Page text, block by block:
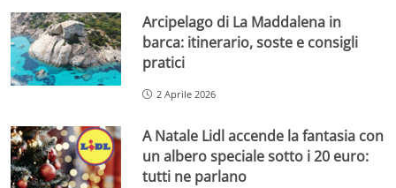
Arcipelago di La Maddalena in
barca: itinerario, soste e consigli
pratici
2 Aprile 2026
A Natale Lidl accende la fantasia con
un albero speciale sotto i 20 euro:
tutti ne parlano